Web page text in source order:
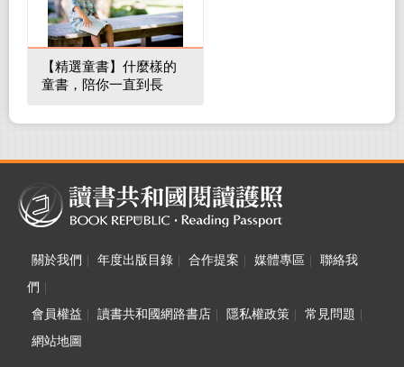
【精選童書】什麼樣的
童書，陪你一直到長
關於我們 年度出版目錄 合作提案 媒體專區
聯絡我
們
會員權益
讀書共和國網路書店 隱私權政策 常見問題
網站地圖